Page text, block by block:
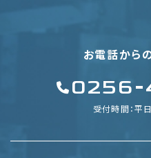
お電話から
受付時間：